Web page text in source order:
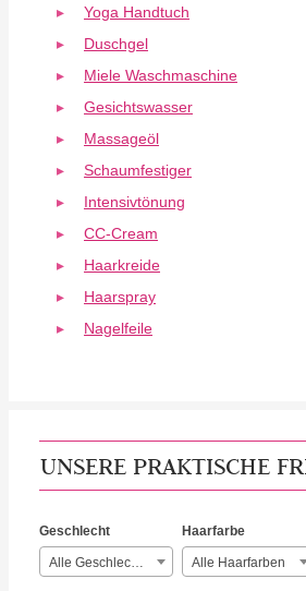
Yoga Handtuch
Duschgel
Miele Waschmaschine
Gesichtswasser
Massageöl
Schaumfestiger
Intensivtönung
CC-Cream
Haarkreide
Haarspray
Nagelfeile
UNSERE PRAKTISCHE
Geschlecht
Alle Geschlechter
Haarfarbe
Alle Haarfarben